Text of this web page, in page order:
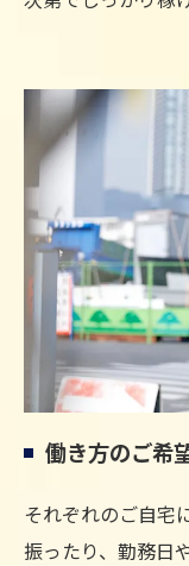
働き方のご希
それぞれのご自宅
振ったり、勤務日